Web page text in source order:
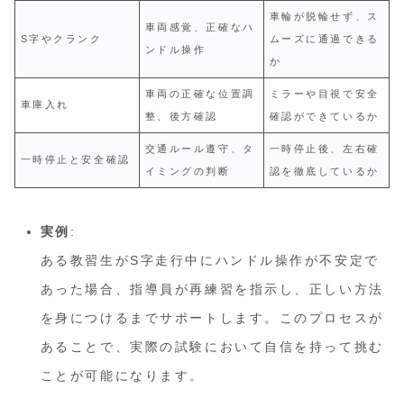
S字やクランク
車両感覚、正確なハ
ンドル操作
車輪が脱輪せず、ス
ムーズに通過できる
か
車庫入れ
車両の正確な位置調
整、後方確認
ミラーや目視で安全
確認ができているか
一時停止と安全確認
交通ルール遵守、タ
イミングの判断
一時停止後、左右確
認を徹底しているか
実例 :
ある教習生がS字走行中にハンドル操作が不安定で
あった場合、指導員が再練習を指示し、正しい方法
を身につけるまでサポートします。このプロセスが
あることで、実際の試験において自信を持って挑む
ことが可能になります。